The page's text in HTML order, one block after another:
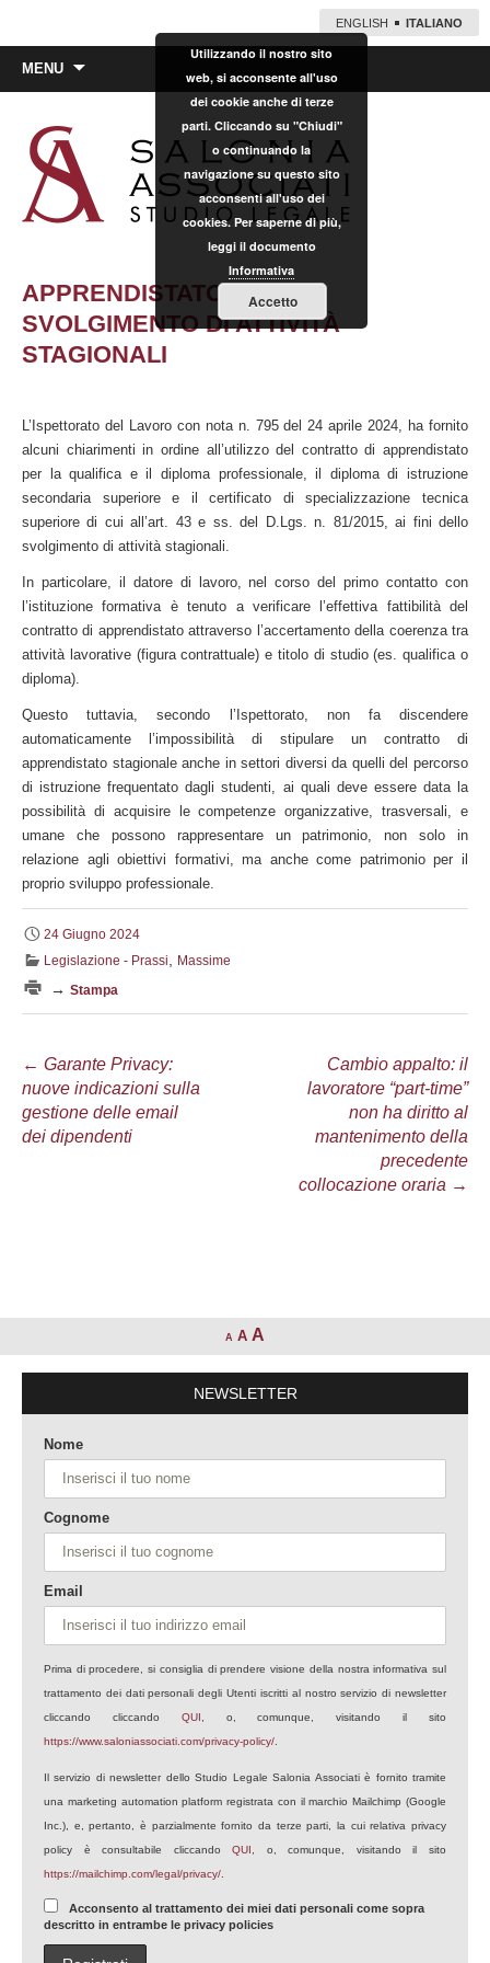
ENGLISH ITALIANO
MENU
APPRENDISTATO PER LO
SVOLGIMENTO DI ATTIVITÀ
STAGIONALI
L’Ispettorato del Lavoro con nota n. 795 del 24 aprile 2024, ha fornito
alcuni chiarimenti in ordine all’utilizzo del contratto di apprendistato
per la qualifica e il diploma professionale, il diploma di istruzione
secondaria superiore e il certificato di specializzazione tecnica
superiore di cui all’art. 43 e ss. del D.Lgs. n. 81/2015, ai fini dello
svolgimento di attività stagionali.
In particolare, il datore di lavoro, nel corso del primo contatto con
l’istituzione formativa è tenuto a verificare l’effettiva fattibilità del
contratto di apprendistato attraverso l’accertamento della coerenza tra
attività lavorative (figura contrattuale) e titolo di studio (es. qualifica o
diploma).
Questo tuttavia, secondo l’Ispettorato, non fa discendere
automaticamente l’impossibilità di stipulare un contratto di
apprendistato stagionale anche in settori diversi da quelli del percorso
di istruzione frequentato dagli studenti, ai quali deve essere data la
possibilità di acquisire le competenze organizzative, trasversali, e
umane che possono rappresentare un patrimonio, non solo in
relazione agli obiettivi formativi, ma anche come patrimonio per il
proprio sviluppo professionale.
24 Giugno 2024
Legislazione - Prassi
Massime
→ Stampa
Navigazione
articolo
← Garante Privacy:
nuove indicazioni sulla
gestione delle email
dei dipendenti
Cambio appalto: il
lavoratore “part-time”
non ha diritto al
mantenimento della
precedente
collocazione oraria →
A A A
NEWSLETTER
Nome
Cognome
Email
Prima di procedere, si consiglia di prendere visione della nostra informativa sul
trattamento dei dati personali degli Utenti iscritti al nostro servizio di newsletter
cliccando cliccando QUI , o, comunque, visitando il sito
https://www.saloniassociati.com/privacy-policy/
Il servizio di newsletter dello Studio Legale Salonia Associati è fornito tramite
una marketing automation platform registrata con il marchio Mailchimp (Google
Inc.), e, pertanto, è parzialmente fornito da terze parti, la cui relativa privacy
policy è consultabile cliccandoQUI
, o, comunque, visitando il sito
https://mailchimp.com/legal/privacy/
Acconsento al trattamento dei miei dati personali come sopra
descritto in entrambe le privacy policies
Utilizzando il nostro sito
web, si acconsente all'uso
dei cookie anche di terze
parti. Cliccando su "Chiudi"
o continuando la
navigazione su questo sito
acconsenti all'uso dei
cookies. Per saperne di più,
leggi il documento
Informativa
Accetto